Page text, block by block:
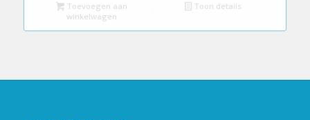
Toevoegen aan
winkelwagen
Toon details